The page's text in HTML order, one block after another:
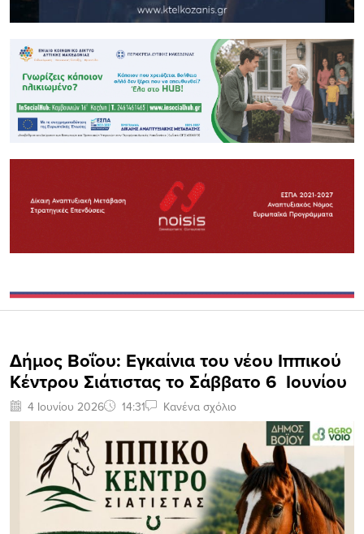
Δήμος Βοΐου: Eγκαίνια του νέου Ιππικού
Κέντρου Σιάτιστας το Σάββατο 6 Ιουνίου
4 Ιουνίου 2026 14:31 Κανένα σχόλιο